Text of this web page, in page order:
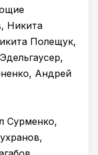
Никита
Полещук,
Андрей
Сурменко,